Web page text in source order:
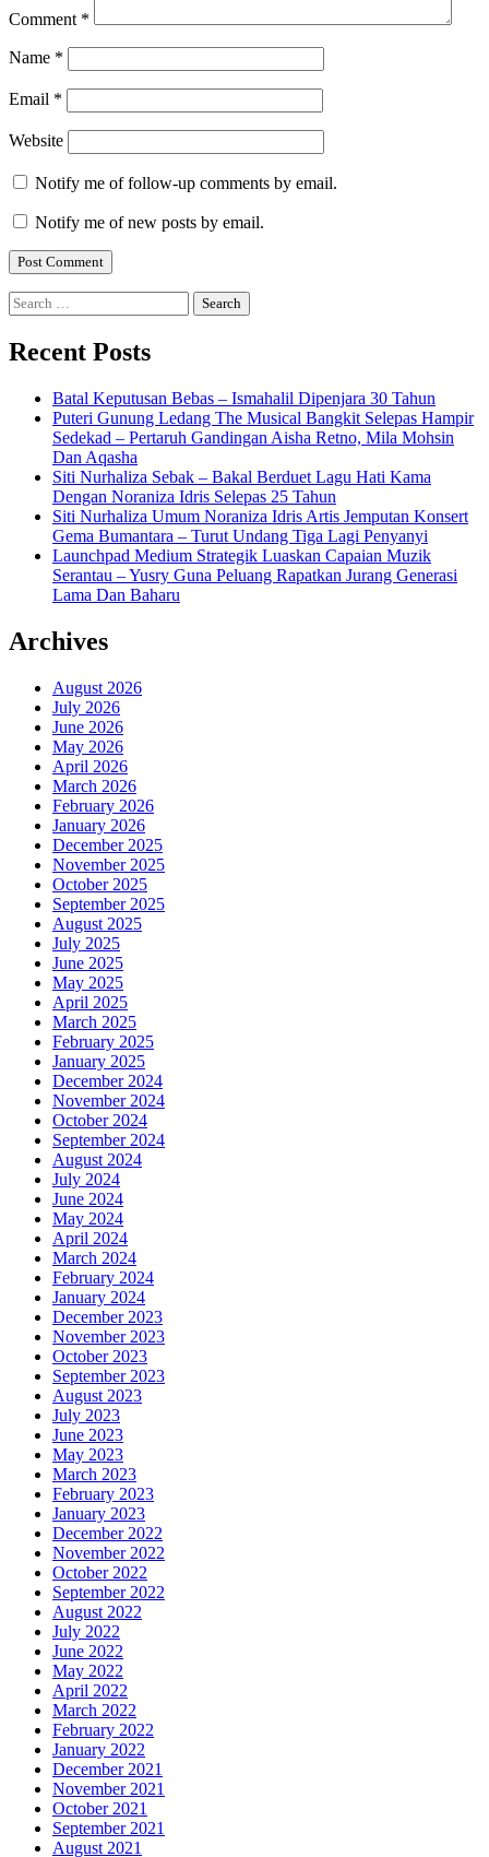
Comment *
Name *
Email *
Website
Notify me of follow-up comments by email.
Notify me of new posts by email.
Search
for:
Recent Posts
Batal Keputusan Bebas – Ismahalil Dipenjara 30 Tahun
Puteri Gunung Ledang The Musical Bangkit Selepas Hampir
Sedekad – Pertaruh Gandingan Aisha Retno, Mila Mohsin
Dan Aqasha
Siti Nurhaliza Sebak – Bakal Berduet Lagu Hati Kama
Dengan Noraniza Idris Selepas 25 Tahun
Siti Nurhaliza Umum Noraniza Idris Artis Jemputan Konsert
Gema Bumantara – Turut Undang Tiga Lagi Penyanyi
Launchpad Medium Strategik Luaskan Capaian Muzik
Serantau – Yusry Guna Peluang Rapatkan Jurang Generasi
Lama Dan Baharu
Archives
August 2026
July 2026
June 2026
May 2026
April 2026
March 2026
February 2026
January 2026
December 2025
November 2025
October 2025
September 2025
August 2025
July 2025
June 2025
May 2025
April 2025
March 2025
February 2025
January 2025
December 2024
November 2024
October 2024
September 2024
August 2024
July 2024
June 2024
May 2024
April 2024
March 2024
February 2024
January 2024
December 2023
November 2023
October 2023
September 2023
August 2023
July 2023
June 2023
May 2023
March 2023
February 2023
January 2023
December 2022
November 2022
October 2022
September 2022
August 2022
July 2022
June 2022
May 2022
April 2022
March 2022
February 2022
January 2022
December 2021
November 2021
October 2021
September 2021
August 2021